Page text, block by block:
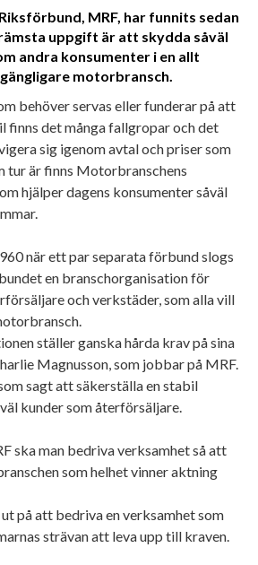
MRF, har funnits sedan
uppgift är att skydda såväl
andra konsumenter i en allt
motorbransch.
behöver servas eller funderar på att
finns det många fallgropar och det
sig igenom avtal och priser som
tur är finns Motorbranschens
hjälper dagens konsumenter såväl
när ett par separata förbund slogs
en branschorganisation för
och verkstäder, som alla vill
ställer ganska hårda krav på sina
Magnusson, som jobbar på MRF.
sagt att säkerställa en stabil
kunder som återförsäljare.
ska man bedriva verksamhet så att
som helhet vinner aktning
på att bedriva en verksamhet som
strävan att leva upp till kraven.